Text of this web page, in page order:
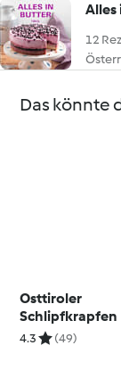
Alles
12
Das könnte
Osttiroler
Schlipfkrapfen
4.3 (49)